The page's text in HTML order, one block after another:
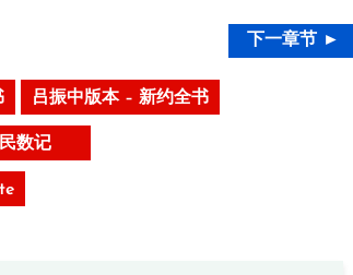
下一章节 ►
吕振中版本 – 新约全书
民数记